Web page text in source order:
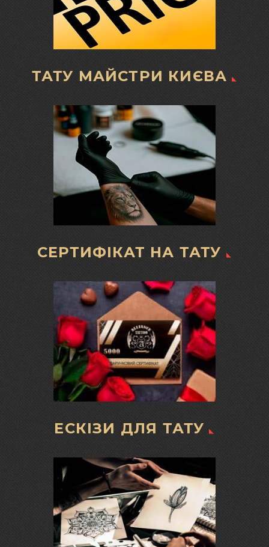
ТАТУ МАЙСТРИ КИЄВА
СЕРТИФІКАТ НА ТАТУ
ЕСКІЗИ ДЛЯ ТАТУ